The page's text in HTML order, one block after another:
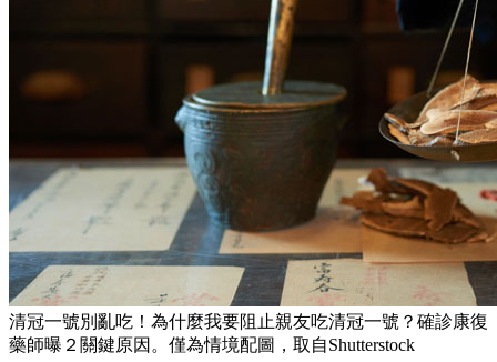
清冠一號別亂吃！為什麼我要阻止親友吃清冠一號？確診康復
藥師曝２關鍵原因。僅為情境配圖，取自Shutterstock